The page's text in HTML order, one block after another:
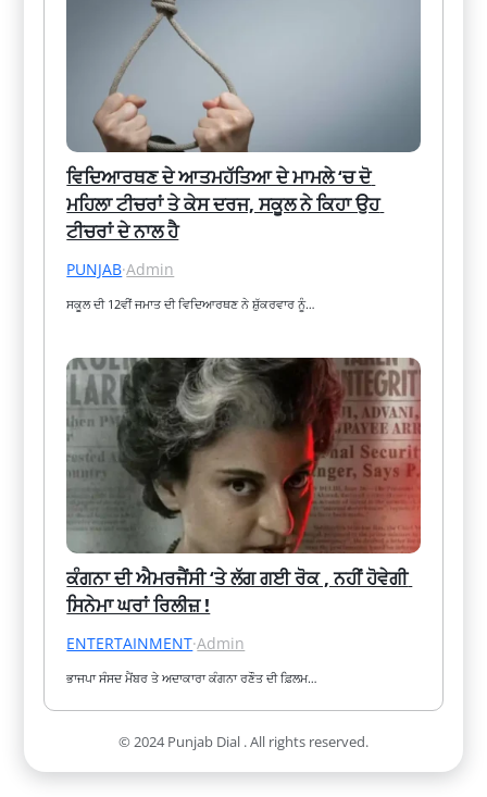
ਵਿਦਿਆਰਥਣ ਦੇ ਆਤਮਹੱਤਿਆ ਦੇ ਮਾਮਲੇ ‘ਚ ਦੋ
ਮਹਿਲਾ ਟੀਚਰਾਂ ਤੇ ਕੇਸ ਦਰਜ, ਸਕੂਲ ਨੇ ਕਿਹਾ ਉਹ
ਟੀਚਰਾਂ ਦੇ ਨਾਲ ਹੈ
PUNJAB·Admin
ਸਕੂਲ ਦੀ 12ਵੀਂ ਜਮਾਤ ਦੀ ਵਿਦਿਆਰਥਣ ਨੇ ਸ਼ੁੱਕਰਵਾਰ ਨੂੰ…
ਕੰਗਨਾ ਦੀ ਐਮਰਜੈਂਸੀ ‘ਤੇ ਲੱਗ ਗਈ ਰੋਕ , ਨਹੀਂ ਹੋਵੇਗੀ
ਸਿਨੇਮਾ ਘਰਾਂ ਰਿਲੀਜ਼ !
ENTERTAINMENT·Admin
ਭਾਜਪਾ ਸੰਸਦ ਮੈਂਬਰ ਤੇ ਅਦਾਕਾਰਾ ਕੰਗਨਾ ਰਣੌਤ ਦੀ ਫ਼ਿਲਮ…
© 2024 Punjab Dial . All rights reserved.